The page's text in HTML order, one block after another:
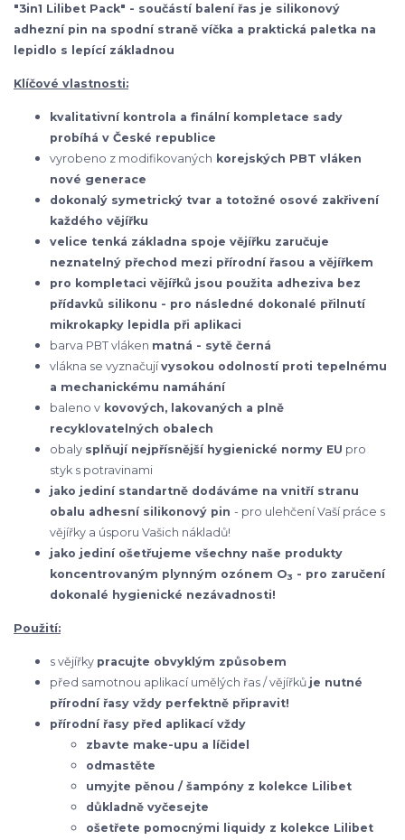
"3in1 Lilibet Pack" - součástí balení řas je silikonový
adhezní pin na spodní straně víčka a praktická paletka na
lepidlo s lepící základnou
Klíčové vlastnosti:
kvalitativní kontrola a finální kompletace sady
probíhá v České republice
vyrobeno z modifikovaných korejských PBT vláken
nové generace
dokonalý symetrický tvar a totožné osové zakřivení
každého vějířku
velice tenká základna spoje vějířku zaručuje
neznatelný přechod mezi přírodní řasou a vějířkem
pro kompletaci vějířků jsou použita adheziva bez
přídavků silikonu - pro následné dokonalé přilnutí
mikrokapky lepidla při aplikaci
barva PBT vláken matná - sytě černá
vlákna se vyznačujívysokou odolností proti tepelnému
a mechanickému namáhání
baleno v kovových, lakovaných a plně
recyklovatelných obalech
obaly splňují nejpřísnější hygienické normy EU pro
styk s potravinami
jako jediní standartně dodáváme na vnitří stranu
obalu adhesní silikonový pin - pro ulehčení Vaší práce s
vějířky a úsporu Vašich nákladů!
jako jediní ošetřujeme všechny naše produkty
koncentrovaným plynným ozónem O3 - pro zaručení
dokonalé hygienické nezávadnosti!
Použití:
s vějířky pracujte obvyklým způsobem
před samotnou aplikací umělých řas / vějířků je nutné
přírodní řasy vždy perfektně připravit!
přírodní řasy před aplikací vždy
zbavte make-upu a líčidel
odmastěte
umyjte pěnou / šampóny z kolekce Lilibet
důkladně vyčesejte
ošetřete pomocnými liquidy z kolekce Lilibet